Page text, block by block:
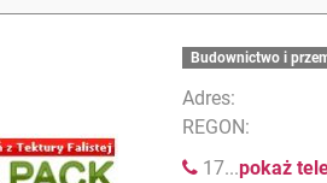
Budownictwo i
Adres:
REGON:
17...pokaż